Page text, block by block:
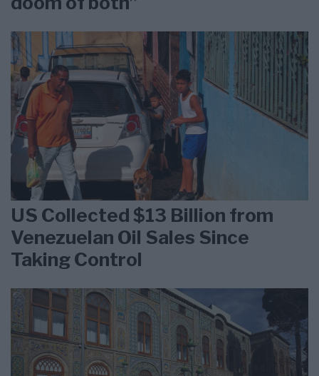
US Collected $13 Billion from
Venezuelan Oil Sales Since
Taking Control